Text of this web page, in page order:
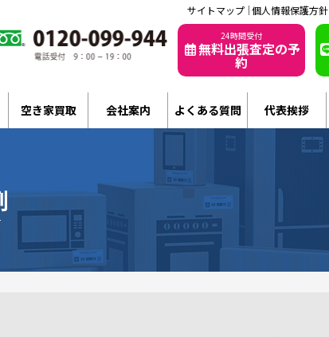
サイトマップ 個人情報保護方針
24時間受付
無料出張査定の予
約
空き家買取 会社案内 よくある質問 代表挨拶